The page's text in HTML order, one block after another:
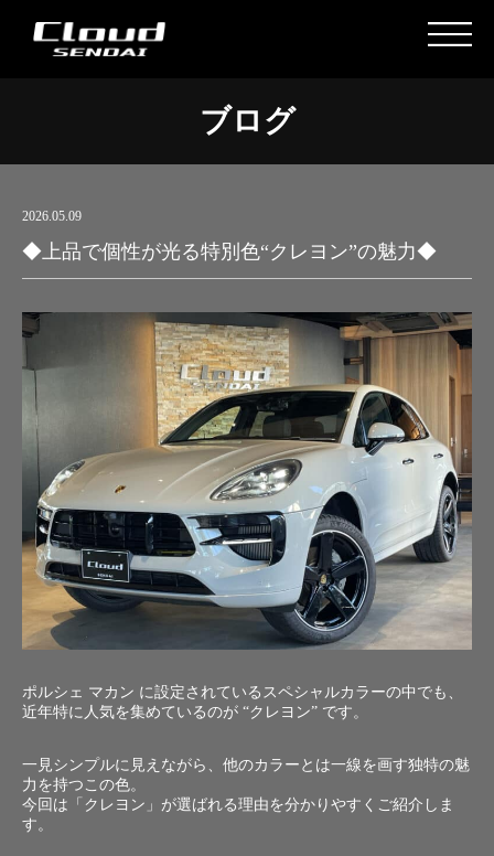
ブログ
2026.05.09
◆上品で個性が光る特別色“クレヨン”の魅力◆
ポルシェ マカン に設定されているスペシャルカラーの中でも、
近年特に人気を集めているのが “クレヨン” です。
一見シンプルに見えながら、他のカラーとは一線を画す独特の魅
力を持つこの色。
今回は「クレヨン」が選ばれる理由を分かりやすくご紹介しま
す。